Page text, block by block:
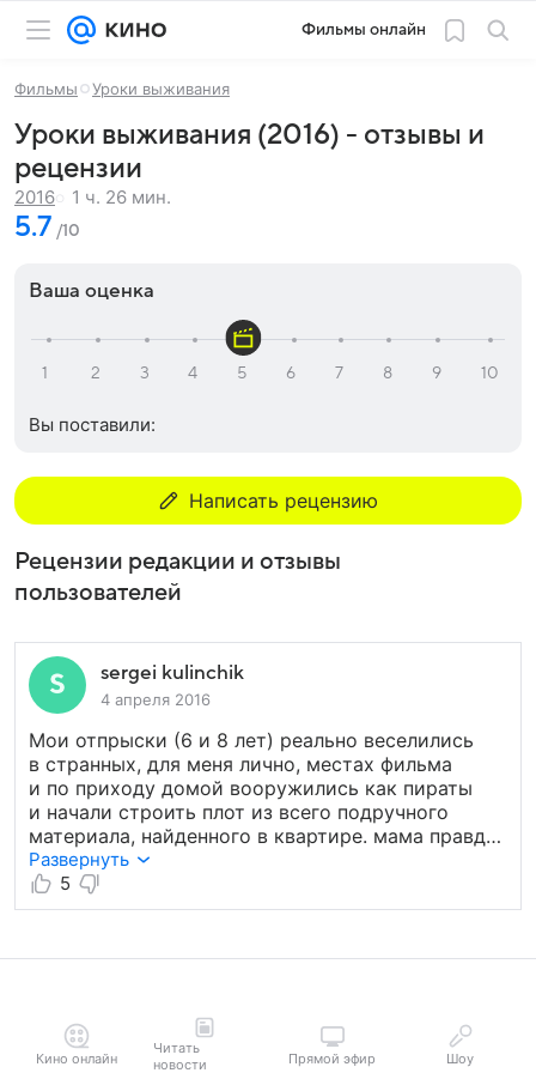
Фильмы онлайн
Фильмы Уроки выживания
Уроки выживания (2016) - отзывы и
рецензии
2016 1 ч. 26 мин.
5.7 /10
Ваша оценка
Вы поставили:
Написать рецензию
Рецензии редакции и отзывы
пользователей
sergei kulinchik
4 апреля 2016
Мои отпрыски (6 и 8 лет) реально веселились
в странных, для меня лично, местах фильма
и по приходу домой вооружились как пираты
и начали строить плот из всего подручного
материала, найденного в квартире. мама правда
изъяла некоторые предметы для путешествия,
в частности свой халат использованный
на парус. Спасибо создателям за полтора часа
не в приставку.
Развернуть
5
Кино онлайн
Читать
новости
Прямой эфир Шоу